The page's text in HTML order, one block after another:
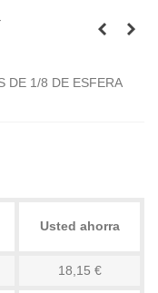
DE 1/8 DE ESFERA
Usted ahorra
18,15 €